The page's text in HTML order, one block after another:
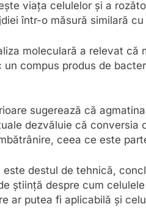
viața celulelor și a
într-o măsură similară
moleculară a relevat că
un compus produs de
sugerează că
dezvăluie că conversia
ceea ce este
este destul de tehnică,
știință despre cum
ar putea fi aplicabilă și